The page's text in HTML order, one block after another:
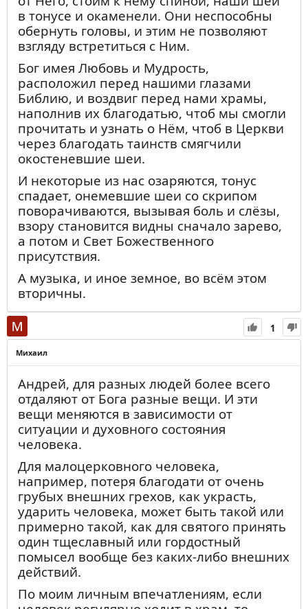
песнопения, имеющие наибольшее
приложение к местности и
уединенному его доброделанию,
слышались чаще других и были
любимым его пением. Таковы, напр.: а)
Всемирную славу, песнь, которую о.
Серафим певал в честь Пресвятой
Богородицы, считая Ее
покровительницею своей пустыни; б)
Пустынным непрестанное
Божественное желание бывает, мира
сущим суетного кроме, – чудный
антифон, в прекрасной картине
представляющий пустынную жизнь и
воскрыляющий душу пустынника к
небесным вещам; в) Иже от несущих вся
приведый, Словом созидаемая,
совершаемая Духом, – песнь,
возносящая душу к великому делу
любви Божией, творению мира и
человека; г) Водрузивый на ничесом же
землю повелением Твоим и т. п. Так
самые простые занятия возвышали дух
подвижника к нравственному
миросозерцанию. В каждом предмете, в
каждом делании, он видел сокровенное
отношение их к духовной жизни и
поучался. Отсюда замечались явления
такого рода. Отец Серафим, занимаясь
какой-либо работой в огороде или на
пчельнике, или в лесу, незаметно для
себя, на некоторый срок, прерывал ее;
орудия работы падали из рук; руки
опускались; глаза придавали лицу
чудный характер самоуглубления;
старец всею душою погружался в
самого себя, умом уходил в небо и витал
вдохновенные минуты нарушить его
в тонусе и окаменели. Они неспособны
обернуть головы, и этим не позволяют
взгляду встретиться с Ним.
Бог имея Любовь и Мудрость,
расположил перед нашими глазами
Библию, и воздвиг перед нами храмы,
наполнив их благодатью, чтоб мы смогли
прочитать и узнать о Нём, чтоб в Церкви
через благодать таинств смягчили
окостеневшие шеи.
И некоторые из нас озаряются, тонус
спадает, онемевшие шеи со скрипом
поворачиваются, вызывая боль и слёзы,
взору становится видны сначало зарево,
а потом и Свет Божественного
присутствия.
А музыка, и иное земное, во всём этом
вторичны.
1
Михаил
Андрей, для разных людей более всего
отдаляют от Бога разные вещи. И эти
вещи меняются в зависимости от
ситуации и духовного состояния
человека.
Для малоцерковного человека,
например, потеря благодати от очень
грубых внешних грехов, как украсть,
ударить человека, может быть такой или
примерно такой, как для святого принять
один тщеславный или гордостный
помысел вообще без каких-либо внешних
действий.
По моим личным впечатлениям, если